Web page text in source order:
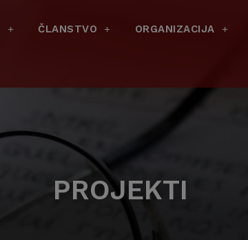
ČLANSTVO ORGANIZACIJA
PROJEKTI